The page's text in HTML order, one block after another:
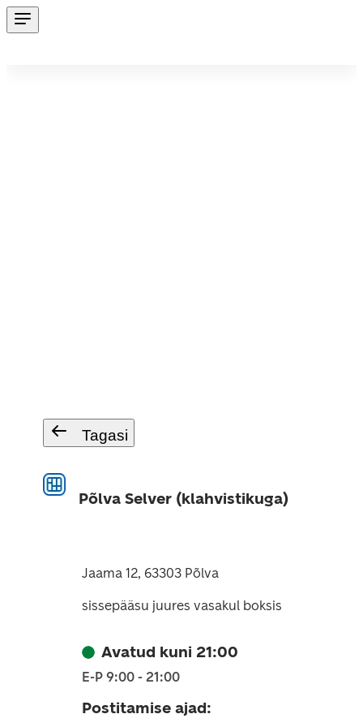
Tagasi
Põlva Selver (klahvistikuga)
Jaama 12, 63303 Põlva
sissepääsu juures vasakul boksis
Avatud kuni 21:00
E-P 9:00 - 21:00
Postitamise ajad: